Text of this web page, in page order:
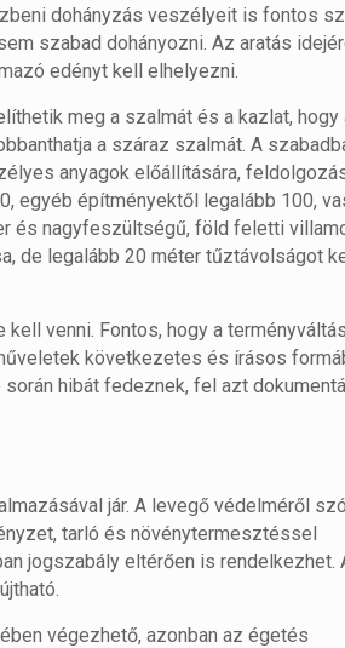
dohányzás veszélyeit is fontos
szabad dohányozni. Az aratás
edényt kell elhelyezni.
meg a szalmát és a kazlat, hogy
a száraz szalmát. A
anyagok előállítására,
egyéb építményektől legalább 100,
és nagyfeszültségű, föld feletti
de legalább 20 méter tűztávolságot
venni. Fontos, hogy a
következetes és írásos
hibát fedeznek, fel azt
jár. A levegő védelméről
tarló és növénytermesztéssel
jogszabály eltérően is rendelkezhet.
végezhető, azonban az égetés